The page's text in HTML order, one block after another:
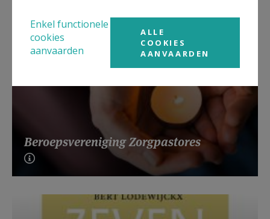
Beroepsvereniging Zorgpastores
Enkel functionele
cookies
aanvaarden
ALLE
COOKIES
AANVAARDEN